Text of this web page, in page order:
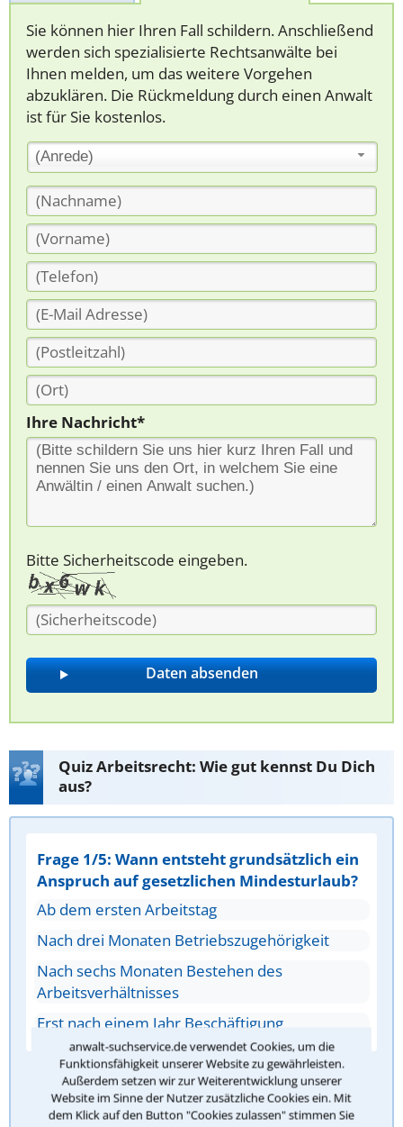
anwalt-suchservice.de verwendet Cookies, um die
Funktionsfähigkeit unserer Website zu gewährleisten.
Außerdem setzen wir zur Weiterentwicklung unserer
Website im Sinne der Nutzer zusätzliche Cookies ein. Mit
dem Klick auf den Button "Cookies zulassen" stimmen Sie
Sie können hier Ihren Fall schildern. Anschließend
werden sich spezialisierte Rechtsanwälte bei
Ihnen melden, um das weitere Vorgehen
abzuklären. Die Rückmeldung durch einen Anwalt
ist für Sie kostenlos.
(Anrede)
Ihre Nachricht*
Bitte Sicherheitscode eingeben.
Quiz Arbeitsrecht: Wie gut kennst Du Dich
aus?
Frage 1/5: Wann entsteht grundsätzlich ein
Anspruch auf gesetzlichen Mindesturlaub?
Ab dem ersten Arbeitstag
Nach drei Monaten Betriebszugehörigkeit
Nach sechs Monaten Bestehen des
Arbeitsverhältnisses
Erst nach einem Jahr Beschäftigung
Antwort überprüfen